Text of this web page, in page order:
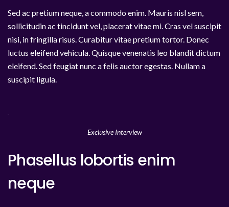
Sed ac pretium neque, a commodo enim. Mauris nisl sem,
sollicitudin ac tincidunt vel, placerat vitae mi. Cras vel suscipit
nisi, in fringilla risus. Curabitur vitae pretium tortor. Donec
luctus eleifend vehicula. Quisque venenatis leo blandit dictum
eleifend. Sed feugiat nunc a felis auctor egestas. Nullam a
suscipit ligula.
Exclusive Interview
Phasellus lobortis enim
neque